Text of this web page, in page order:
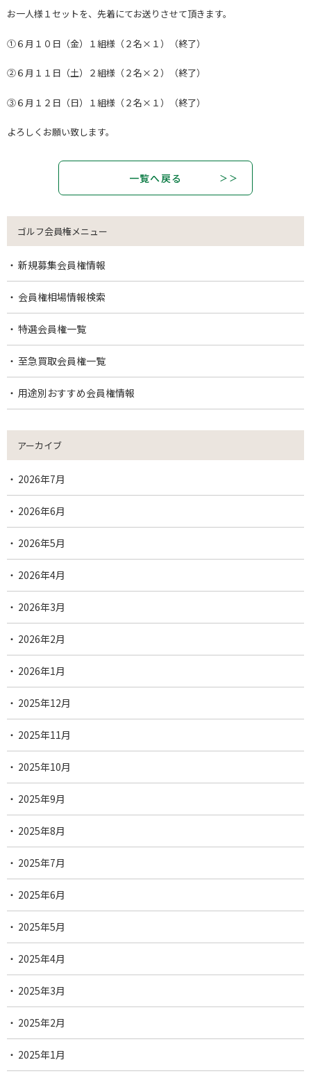
お一人様１セットを、先着にてお送りさせて頂きます。
①６月１０日（金）１組様（２名×１）（終了）
②６月１１日（土）２組様（２名×２）（終了）
③６月１２日（日）１組様（２名×１）（終了）
よろしくお願い致します。
一覧へ戻る
ゴルフ会員権メニュー
新規募集会員権情報
会員権相場情報検索
特選会員権一覧
至急買取会員権一覧
用途別おすすめ会員権情報
アーカイブ
2026年7月
2026年6月
2026年5月
2026年4月
2026年3月
2026年2月
2026年1月
2025年12月
2025年11月
2025年10月
2025年9月
2025年8月
2025年7月
2025年6月
2025年5月
2025年4月
2025年3月
2025年2月
2025年1月